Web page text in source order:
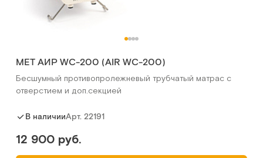
MET АИР WC-200 (AIR WC-200)
Бесшумный противопролежневый трубчатый матрас с
отверстием и доп.секцией
В наличииАрт. 22191
12 900 руб.